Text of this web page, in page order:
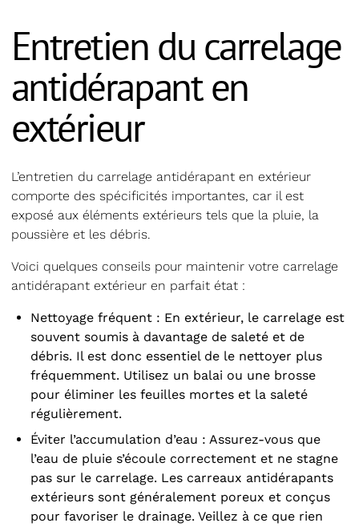
Entretien du carrelage
antidérapant en
extérieur
L’entretien du carrelage antidérapant en extérieur
comporte des spécificités importantes, car il est
exposé aux éléments extérieurs tels que la pluie, la
poussière et les débris.
Voici quelques conseils pour maintenir votre carrelage
antidérapant extérieur en parfait état :
Nettoyage fréquent : En extérieur, le carrelage est
souvent soumis à davantage de saleté et de
débris. Il est donc essentiel de le nettoyer plus
fréquemment. Utilisez un balai ou une brosse
pour éliminer les feuilles mortes et la saleté
régulièrement.
Éviter l’accumulation d’eau : Assurez-vous que
l’eau de pluie s’écoule correctement et ne stagne
pas sur le carrelage. Les carreaux antidérapants
extérieurs sont généralement poreux et conçus
pour favoriser le drainage. Veillez à ce que rien